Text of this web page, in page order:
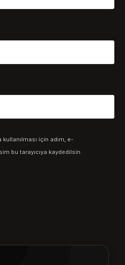
için adım, e-
bu tarayıcıya kaydedilsin.